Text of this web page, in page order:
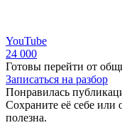
YouTube
24 000
Готовы перейти от
Записаться на разбор
Понравилась
Сохраните её себе или
полезна.